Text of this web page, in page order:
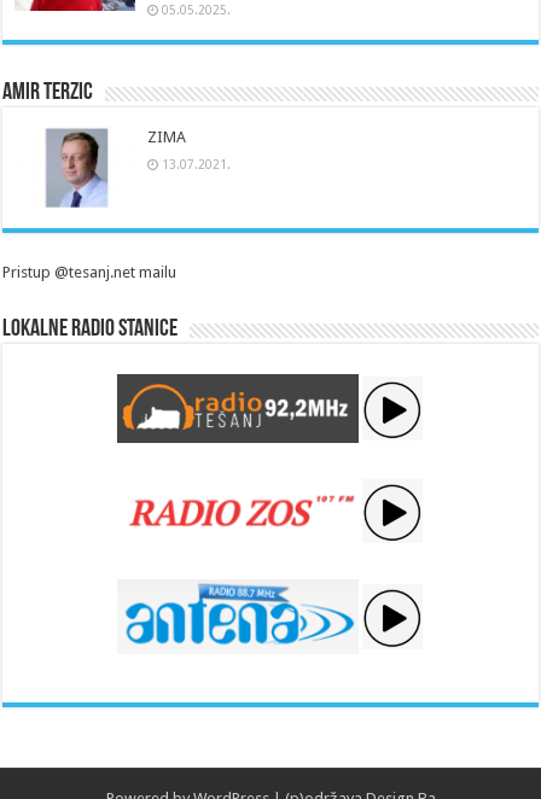
05.05.2025.
Amir Terzic
ZIMA
13.07.2021.
Pristup @tesanj.net mailu
Lokalne radio stanice